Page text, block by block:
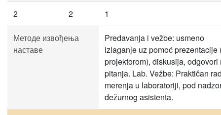
2 2 1
Методе извођења
наставе
Predavanja i vežbe: usmeno
izlaganje uz pomoć prezentacije
projektorom), diskusija, odgovori
pitanja. Lab. Vežbe: Praktičan
merenja u laboratoriji, pod
dežurnog asistenta.